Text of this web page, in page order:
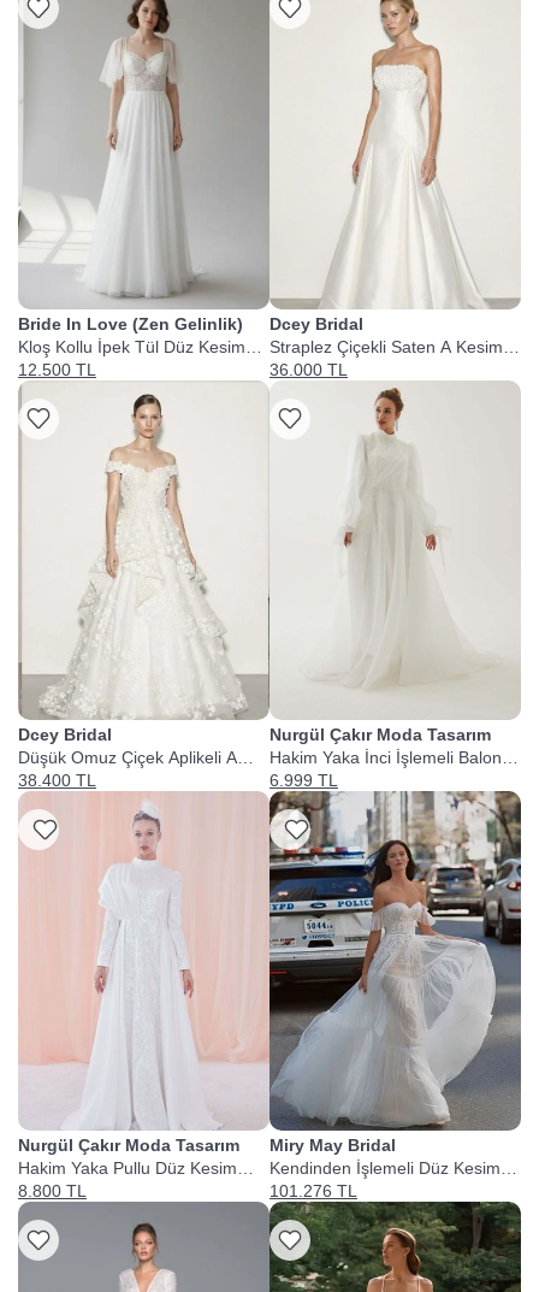
Bride In Love (Zen Gelinlik)
Kloş Kollu İpek Tül Düz Kesim
Gelinlik
12.500 TL
Dcey Bridal
Düşük Omuz Çiçek Aplikeli A
Kesim Gelinlik
38.400 TL
Listeme Ekle
Nurgül Çakır Moda Tasarım
Hakim Yaka Pullu Düz Kesim
Gelinlik
8.800 TL
Dcey Bridal
Straplez Çiçekli Saten A Kesim
Gelinlik
36.000 TL
Nurgül Çakır Moda Tasarım
Hakim Yaka İnci İşlemeli Balon
Kollu Saten A Kesim Gelinlik
6.999 TL
Listeme Ekle
Miry May Bridal
Kendinden İşlemeli Düz Kesim
Gelinlik
101.276 TL